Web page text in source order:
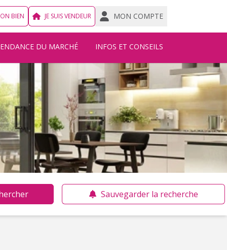
BIEN JE SUIS VENDEUR MON COMPTE
DU MARCHÉ INFOS ET CONSEILS
Sauvegarder la recherche